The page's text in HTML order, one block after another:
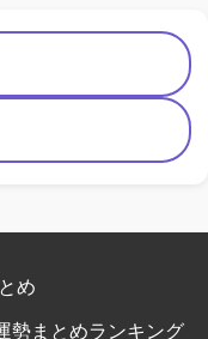
め
勢まとめランキング